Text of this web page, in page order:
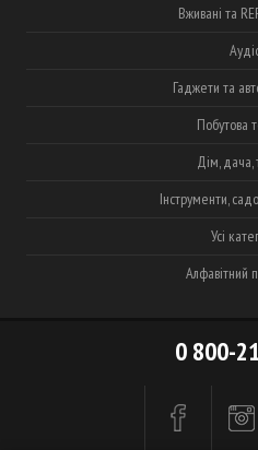
Вживані та
Гаджети та
Побутова
Дім, дача,
Інструменти,
Усі
Алфавітний
0 800-